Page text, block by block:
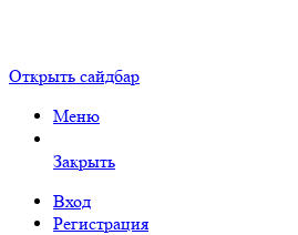
Открыть сайдбар
Меню
Закрыть
Вход
Регистрация